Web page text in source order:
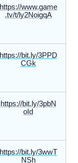
https://www.game
.tv/t/ly2NoigqA
https://bit.ly/3PPD
CGk
https://bit.ly/3pbN
oId
https://bit.ly/3wwT
NSh